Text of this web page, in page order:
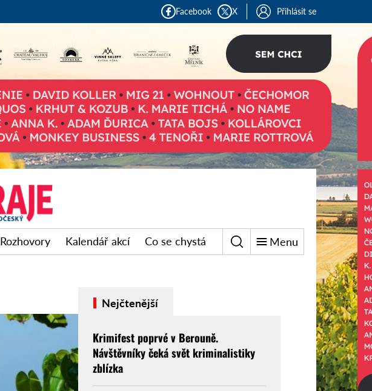
Facebook X Přihlásit se
Rozhovory Kalendář akcí Co se chystá Menu
Nejčtenější
Krimifest poprvé v Berouně.
Návštěvníky čeká svět kriminalistiky
zblízka